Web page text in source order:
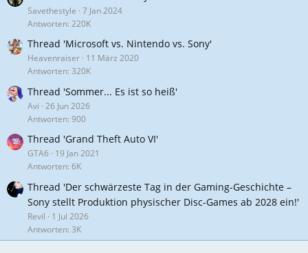
Savethestyle 7 Jan 2024
Antworten: 220K
Thread 'Microsoft vs. Nintendo vs. Sony'
Heavenraiser 11 März 2020
Antworten: 320K
Thread 'Sommer... Es ist so heiß'
Avi 26 Jun 2026
Antworten: 900
Thread 'Grand Theft Auto VI'
GTA6 19 Jan 2021
Antworten: 6K
Thread 'Der schwärzeste Tag in der Gaming-Geschichte –
Sony stellt Produktion physischer Disc-Games ab 2028 ein!'
Revil
1 Jul 2026
Antworten: 3K